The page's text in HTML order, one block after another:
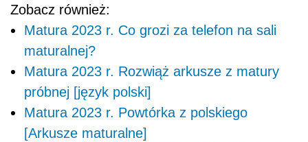
Zobacz również:
Matura 2023 r. Co grozi za telefon na sali
maturalnej?
Matura 2023 r. Rozwiąż arkusze z matury
próbnej [język polski]
Matura 2023 r. Powtórka z polskiego
[Arkusze maturalne]